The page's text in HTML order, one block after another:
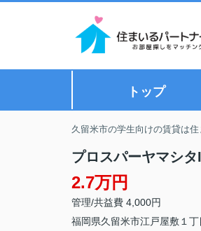
トップ
久留米市の学生向けの賃貸は
プロスパーヤマシタ
2.7万円
管理/共益費 4,000円
福岡県久留米市江戸屋敷 １